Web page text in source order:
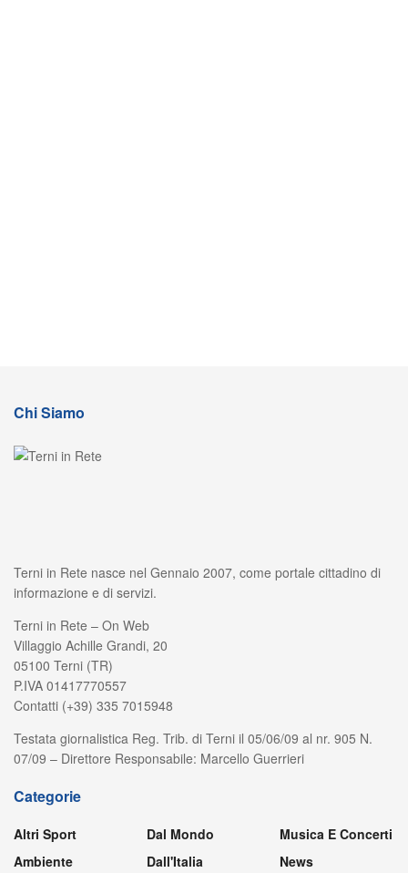
Chi Siamo
Terni in Rete nasce nel Gennaio 2007, come portale cittadino di
informazione e di servizi.
Terni in Rete – On Web
Villaggio Achille Grandi, 20
05100 Terni (TR)
P.IVA 01417770557
Contatti (+39) 335 7015948
Testata giornalistica Reg. Trib. di Terni il 05/06/09 al nr. 905 N.
07/09 – Direttore Responsabile: Marcello Guerrieri
Categorie
Altri Sport
Ambiente
Dal Mondo
Dall'Italia
Musica E Concerti
News